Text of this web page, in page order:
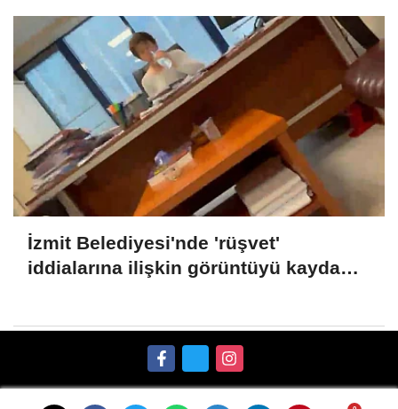
İzmit Belediyesi'nde 'rüşvet'
iddialarına ilişkin görüntüyü kayda